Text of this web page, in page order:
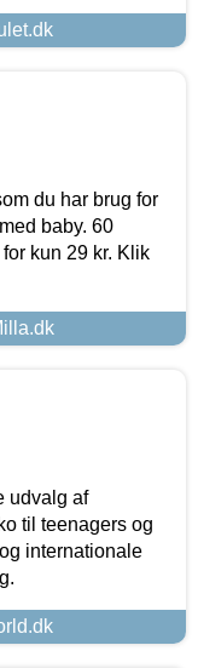
du har brug for
baby. 60
kun 29 kr. Klik
udvalg af
til teenagers og
internationale